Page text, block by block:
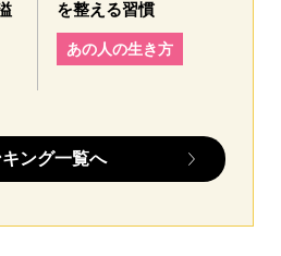
を整える習慣
あの人の生き方
ング一覧へ